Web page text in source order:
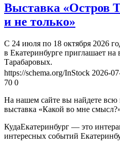
Выставка «Остров
и не только»
С 24 июля по 18 октября 2026
в Екатеринбурге приглашает на
Тарабаровых.
https://schema.org/InStock 2026-
70 0
На нашем сайте вы найдете
выставка «Какой во мне
КудаЕкатеринбург — это
интересных событий